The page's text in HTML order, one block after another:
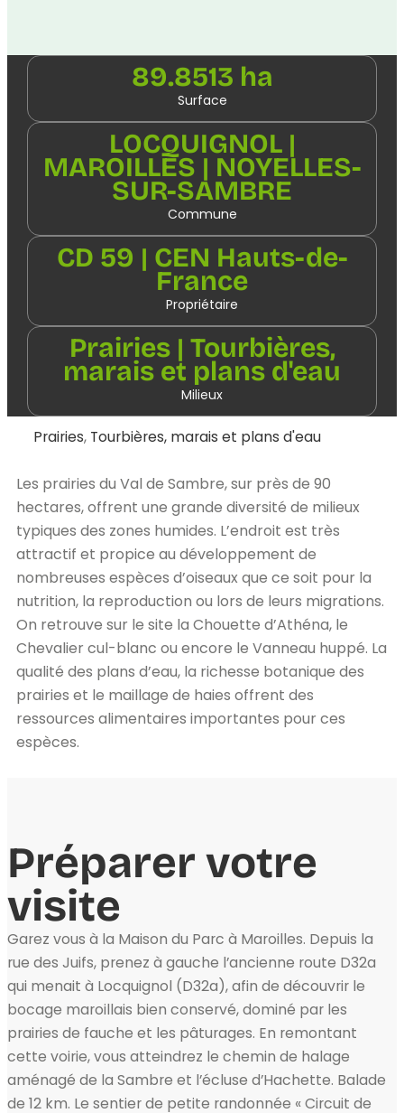
89.8513 ha
Surface
LOCQUIGNOL |
MAROILLES | NOYELLES-
SUR-SAMBRE
Commune
CD 59 | CEN Hauts-de-
France
Propriétaire
Prairies | Tourbières,
marais et plans d'eau
Milieux
Prairies, Tourbières, marais et plans d'eau
Les prairies du Val de Sambre, sur près de 90
hectares, offrent une grande diversité de milieux
typiques des zones humides. L’endroit est très
attractif et propice au développement de
nombreuses espèces d’oiseaux que ce soit pour la
nutrition, la reproduction ou lors de leurs migrations.
On retrouve sur le site la Chouette d’Athéna, le
Chevalier cul-blanc ou encore le Vanneau huppé. La
qualité des plans d’eau, la richesse botanique des
prairies et le maillage de haies offrent des
ressources alimentaires importantes pour ces
espèces.
Préparer votre
visite
Garez vous à la Maison du Parc à Maroilles. Depuis la
rue des Juifs, prenez à gauche l’ancienne route D32a
qui menait à Locquignol (D32a), afin de découvrir le
bocage maroillais bien conservé, dominé par les
prairies de fauche et les pâturages. En remontant
cette voirie, vous atteindrez le chemin de halage
aménagé de la Sambre et l’écluse d’Hachette. Balade
de 12 km. Le sentier de petite randonnée « Circuit de